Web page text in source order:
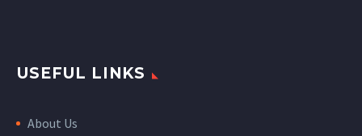
USEFUL LINKS
About Us